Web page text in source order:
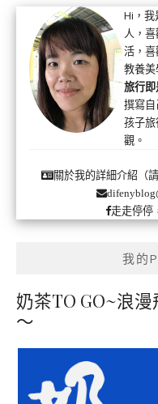
Hi，我
人，
活，喜
教養
旅行
撰寫
孩子
觀。
關於我的詳細介紹（
走走停停
我的
奶茶TO GO~浪
～